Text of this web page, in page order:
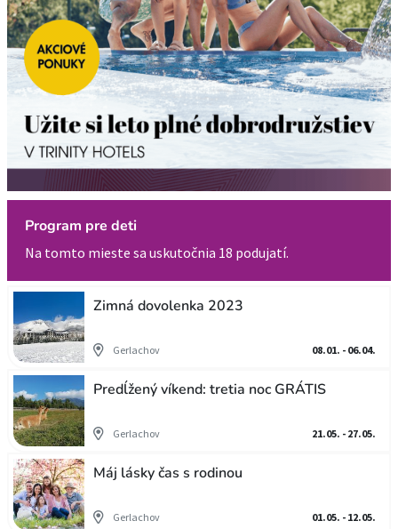
Program pre deti
Na tomto mieste sa uskutočnia 18 podujatí.
Zimná dovolenka 2023
Gerlachov 08.01. - 06.04.
Predĺžený víkend: tretia noc GRÁTIS
Gerlachov 21.05. - 27.05.
Máj lásky čas s rodinou
Gerlachov 01.05. - 12.05.